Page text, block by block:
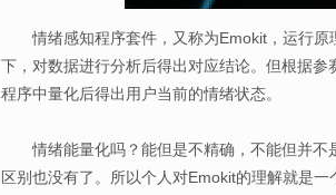
情绪感知程序套件，又称为Emokit，运行原
下，对数据进行分析后得出对应结论。但根据
程序中量化后得出用户当前的情绪状态。
情绪能量化吗？能但是不精确，不能但并不
区别也没有了。所以个人对Emokit的理解就是